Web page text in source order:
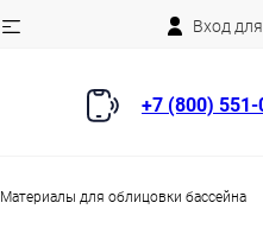
Вход
+7 (800) 551-
Материалы для облицовки бассейна